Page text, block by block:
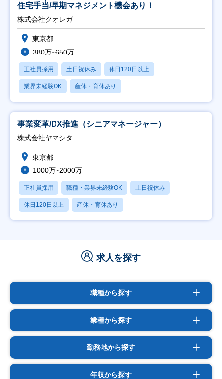
住宅手当/早期マネジメント機会あり！
株式会社クオレガ
東京都
380万~650万
正社員採用 土日祝休み 休日120日以上
業界未経験OK 産休・育休あり
事業変革/DX推進（シニアマネージャー）
株式会社ヤマシタ
東京都
1000万~2000万
正社員採用 職種・業界未経験OK 土日祝休み
休日120日以上 産休・育休あり
求人を探す
職種から探す
業種から探す
勤務地から探す
年収から探す